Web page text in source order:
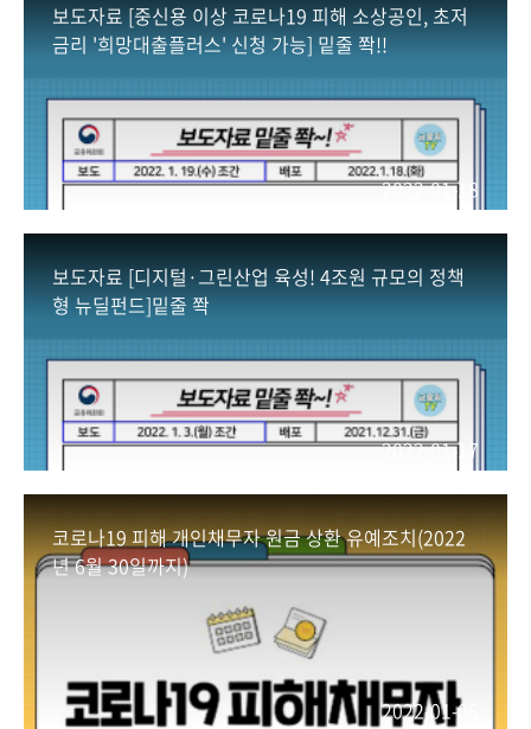
보도자료 [중신용 이상 코로나19 피해 소상공인, 초저
금리 '희망대출플러스' 신청 가능] 밑줄 쫙!!
2022-01-18
보도자료 [디지털·그린산업 육성! 4조원 규모의 정책
형 뉴딜펀드]밑줄 쫙
2022-01-17
코로나19 피해 개인채무자 원금 상환 유예조치(2022
년 6월 30일까지)
2022-01-06